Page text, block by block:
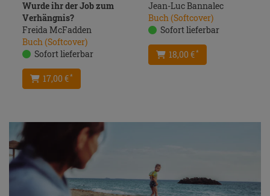
Wurde ihr der Job zum
Verhängnis?
Freida McFadden
Buch (Softcover)
Sofort lieferbar
17,00 €*
Jean-Luc Bannalec
Buch (Softcover)
Sofort lieferbar
18,00 €*